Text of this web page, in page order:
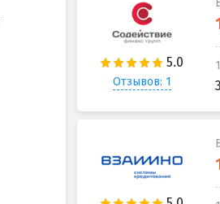
Отзывов: 1